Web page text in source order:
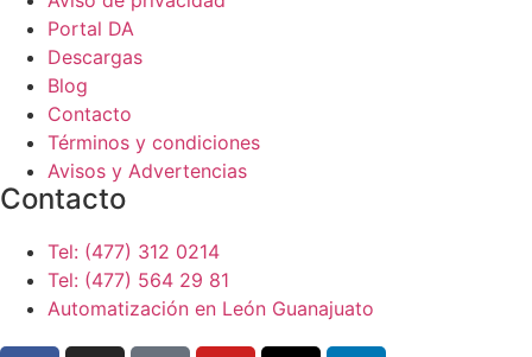
Portal DA
Descargas
Blog
Contacto
Términos y condiciones
Avisos y Advertencias
Contacto
Tel: (477) 312 0214
Tel: (477) 564 29 81
Automatización en León Guanajuato